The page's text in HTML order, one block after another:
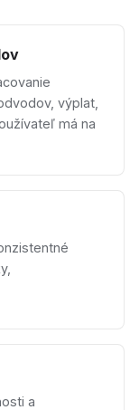
výplat,
má na
a